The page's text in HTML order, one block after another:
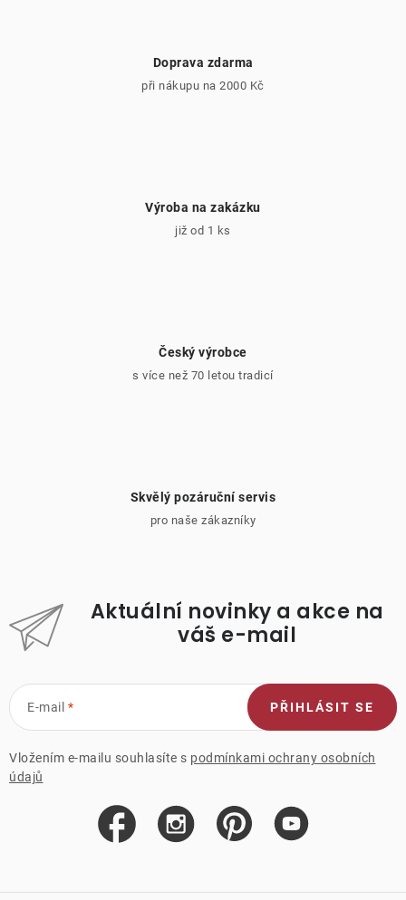
Doprava zdarma
při nákupu na 2000 Kč
Výroba na zakázku
již od 1 ks
Český výrobce
s více než 70 letou tradicí
Skvělý pozáruční servis
pro naše zákazníky
Aktuální novinky a akce na
váš e-mail
E-mail
Vložením e-mailu souhlasíte s podmínkami ochrany osobních
údajů
PŘIHLÁSIT SE